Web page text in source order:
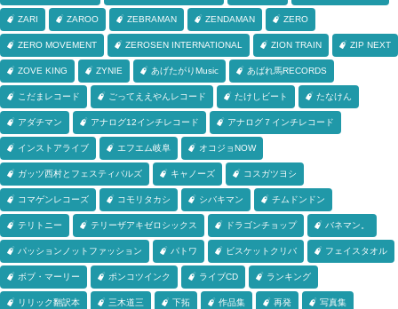
ZARI ZAROO ZEBRAMAN ZENDAMAN ZERO
ZERO MOVEMENT ZEROSEN INTERNATIONAL ZION TRAIN ZIP NEXT
ZOVE KING ZYNIE あげたがりMusic あばれ馬RECORDS
こだまレコード ごってええやんレコード たけしビート たなけん
アダチマン アナログ12インチレコード アナログ７インチレコード
インストアライブ エフエム岐阜 オコジョNOW
ガッツ西村とフェスティバルズ キャノーズ コスガツヨシ
コマゲンレコーズ コモリタカシ シバキマン チムドンドン
テリトニー テリーザアキゼロシックス ドラゴンチョップ バネマン。
パッションノットファッション パトワ ビスケットクリバ フェイスタオル
ボブ・マーリー ポンコツインク ライブCD ランキング
リリック翻訳本 三木道三 下拓 作品集 再発 写真集